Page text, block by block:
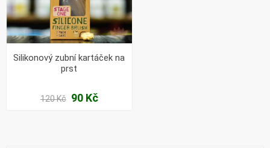
Silikonový zubní kartáček na
prst
120 Kč 90 Kč